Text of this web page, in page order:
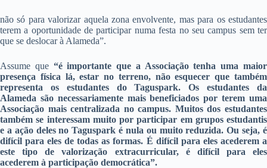
não só para valorizar aquela zona envolvente, mas para os estudantes
terem a oportunidade de participar numa festa no seu campus sem ter
que se deslocar à Alameda”.
Assume que “é importante que a Associação tenha uma maior
presença física lá, estar no terreno, não esquecer que também
representa os estudantes do Taguspark. Os estudantes da
Alameda são necessariamente mais beneficiados por terem uma
Associação mais centralizada no campus. Muitos dos estudantes
também se interessam muito por participar em grupos estudantis
e a ação deles no Taguspark é nula ou muito reduzida. Ou seja, é
difícil para eles de todas as formas. É difícil para eles acederem a
este tipo de valorização extracurricular, é difícil para eles
acederem à participação democrática”.